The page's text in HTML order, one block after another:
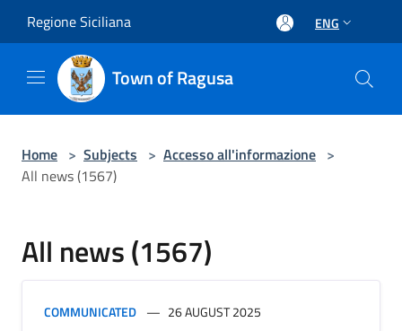
Regione Siciliana ENG
Town of Ragusa
Home > Subjects > Accesso all'informazione >
All news (1567)
All news (1567)
COMMUNICATED 26 AUGUST 2025